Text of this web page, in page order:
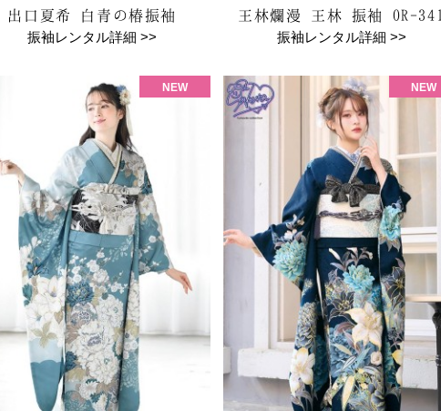
出口夏希 白青の椿振袖
振袖レンタル詳細 >>
王林爛漫 王林 振袖 OR-341
振袖レンタル詳細 >>